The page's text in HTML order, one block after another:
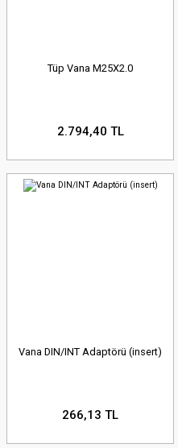
Tüp Vana M25X2.0
2.794,40 TL
Vana DIN/INT Adaptörü (insert)
266,13 TL